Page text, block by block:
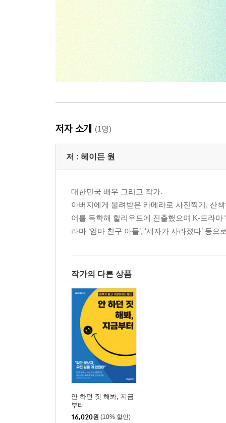
저자 소개 (1명)
저 : 헤이든 원
대한민국 배우 그리고 작가.
아버지에게 물려받은 카메라로 사진찍기, 산
어를 독학해 할리우드에 진출했으며 K-드라마
라마 ‘엄마 친구 아들’, ‘세자가 사라졌다’ 등
작가의 다른 상품
안 하던 짓 해봐, 지금
부터
16,020원 (10% 할인)